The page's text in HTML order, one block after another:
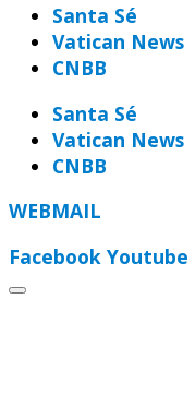
Santa Sé
Vatican News
CNBB
Santa Sé
Vatican News
CNBB
WEBMAIL
Facebook Youtube